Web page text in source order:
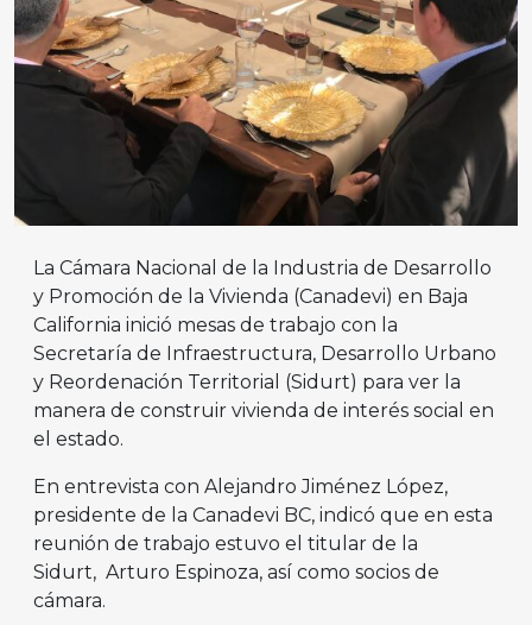
La Cámara Nacional de la Industria de Desarrollo
y Promoción de la Vivienda (Canadevi) en Baja
California inició mesas de trabajo con la
Secretaría de Infraestructura, Desarrollo Urbano
y Reordenación Territorial (Sidurt) para ver la
manera de construir vivienda de interés social en
el estado.
En entrevista con Alejandro Jiménez López,
presidente de la Canadevi BC, indicó que en esta
reunión de trabajo estuvo el titular de la
Sidurt, Arturo Espinoza, así como socios de
cámara.